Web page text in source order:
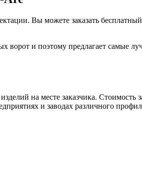
Вы можете заказать
ворот и поэтому предлагает
на месте заказчика.
и заводах различного